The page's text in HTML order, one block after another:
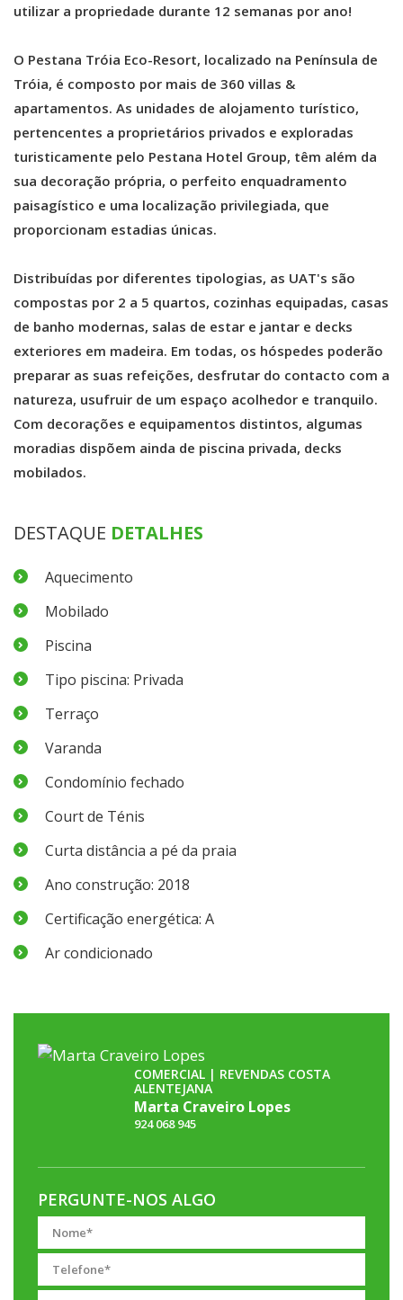
utilizar a propriedade durante 12 semanas por ano!
O Pestana Tróia Eco-Resort, localizado na Península de
Tróia, é composto por mais de 360 villas &
apartamentos. As unidades de alojamento turístico,
pertencentes a proprietários privados e exploradas
turisticamente pelo Pestana Hotel Group, têm além da
sua decoração própria, o perfeito enquadramento
paisagístico e uma localização privilegiada, que
proporcionam estadias únicas.
Distribuídas por diferentes tipologias, as UAT's são
compostas por 2 a 5 quartos, cozinhas equipadas, casas
de banho modernas, salas de estar e jantar e decks
exteriores em madeira. Em todas, os hóspedes poderão
preparar as suas refeições, desfrutar do contacto com a
natureza, usufruir de um espaço acolhedor e tranquilo.
Com decorações e equipamentos distintos, algumas
moradias dispõem ainda de piscina privada, decks
mobilados.
DESTAQUE DETALHES
Aquecimento
Mobilado
Piscina
Tipo piscina: Privada
Terraço
Varanda
Condomínio fechado
Court de Ténis
Curta distância a pé da praia
Ano construção: 2018
Certificação energética: A
Ar condicionado
COMERCIAL | REVENDAS COSTA
ALENTEJANA
Marta Craveiro Lopes
924 068 945
PERGUNTE-NOS ALGO